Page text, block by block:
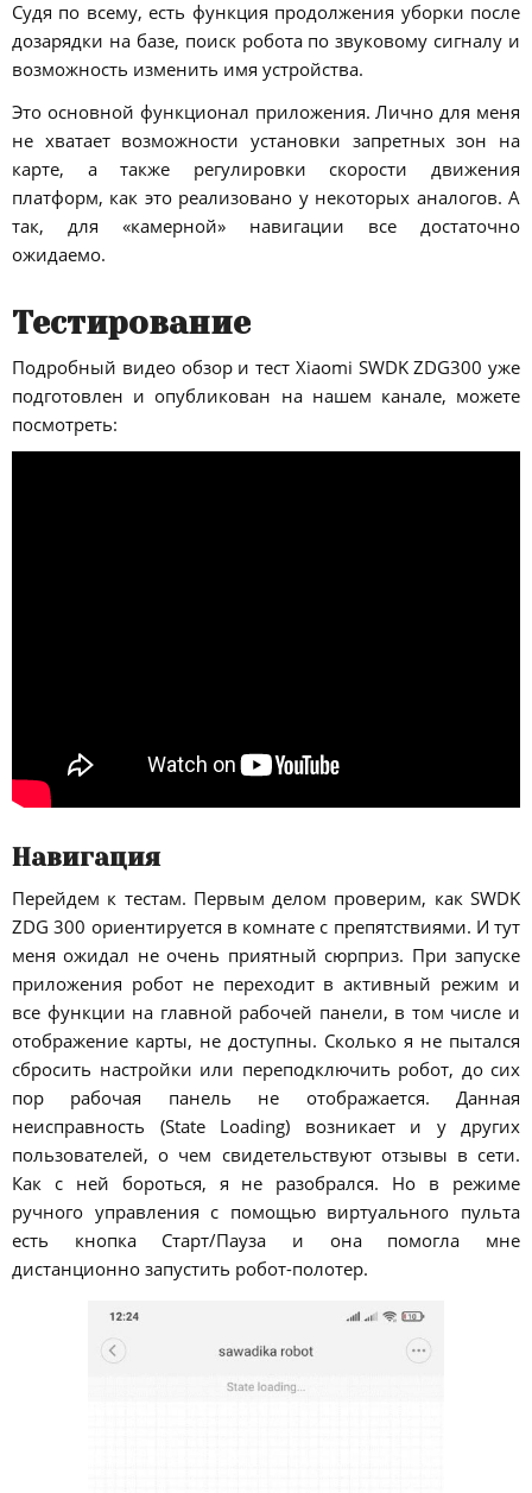
Судя по всему, есть функция продолжения уборки после
дозарядки на базе, поиск робота по звуковому сигналу и
возможность изменить имя устройства.
Это основной функционал приложения. Лично для меня
не хватает возможности установки запретных зон на
карте, а также регулировки скорости движения
платформ, как это реализовано у некоторых аналогов. А
так, для «камерной» навигации все достаточно
ожидаемо.
Тестирование
Подробный видео обзор и тест Xiaomi SWDK ZDG300 уже
подготовлен и опубликован на нашем канале, можете
посмотреть:
Навигация
Перейдем к тестам. Первым делом проверим, как SWDK
ZDG 300 ориентируется в комнате с препятствиями. И тут
меня ожидал не очень приятный сюрприз. При запуске
приложения робот не переходит в активный режим и
все функции на главной рабочей панели, в том числе и
отображение карты, не доступны. Сколько я не пытался
сбросить настройки или переподключить робот, до сих
пор рабочая панель не отображается. Данная
неисправность (State Loading) возникает и у других
пользователей, о чем свидетельствуют отзывы в сети.
Как с ней бороться, я не разобрался. Но в режиме
ручного управления с помощью виртуального пульта
есть кнопка Старт/Пауза и она помогла мне
дистанционно запустить робот-полотер.